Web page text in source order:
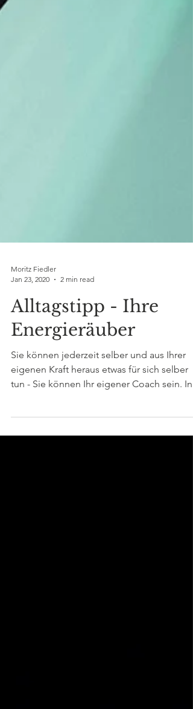
Moritz Fiedler
Jan 23, 2020
2 min read
Alltagstipp - Ihre
Energieräuber
tun - Sie können Ihr eigener Coach sein. In